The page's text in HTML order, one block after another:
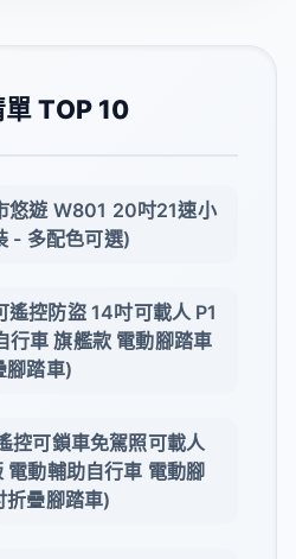
TOP 10
悠遊 W801 20吋21速小
- 多配色可選)
遙控防盜 14吋可載人 P1
行車 旗艦款 電動腳踏車
腳踏車)
控可鎖車免駕照可載人
電動輔助自行車 電動腳
折疊腳踏車)